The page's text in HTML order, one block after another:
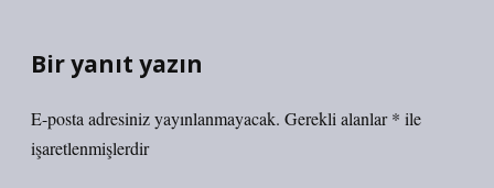
Bir yanıt yazın
E-posta adresiniz yayınlanmayacak. Gerekli alanlar* ile
işaretlenmişlerdir